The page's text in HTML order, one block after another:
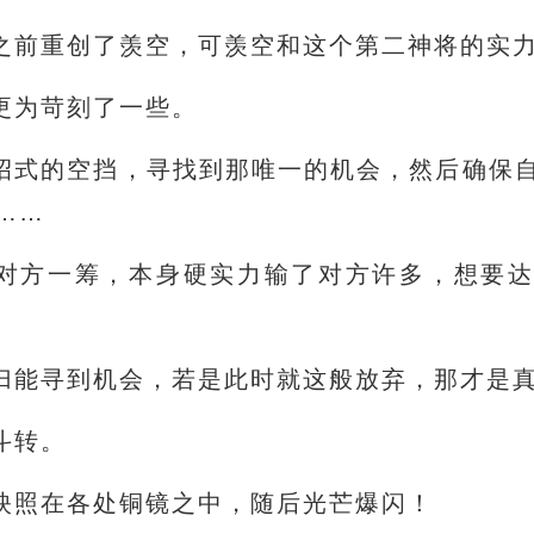
前重创了羡空，可羡空和这个第二神将的实
苛刻了一些。
式的空挡，寻找到那唯一的机会，然后确保
……
方一筹，本身硬实力输了对方许多，想要
能寻到机会，若是此时就这般放弃，那才是
。
照在各处铜镜之中，随后光芒爆闪！